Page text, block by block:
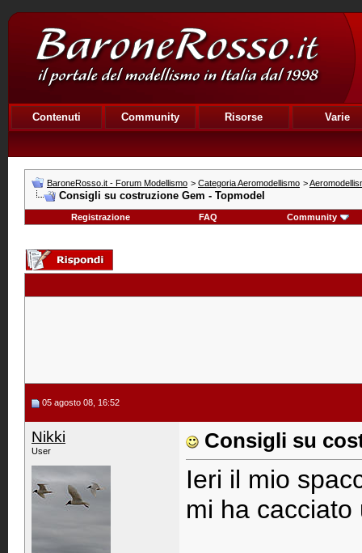
Contenuti Community Risorse Varie
BaroneRosso.it - Forum Modellismo > Categoria Aeromodellismo >
Consigli su costruzione Gem - Topmodel
Registrazione FAQ Community
05 agosto 08, 16:52
Nikki
User Consigli su
Ieri il mio
mi ha cacciato